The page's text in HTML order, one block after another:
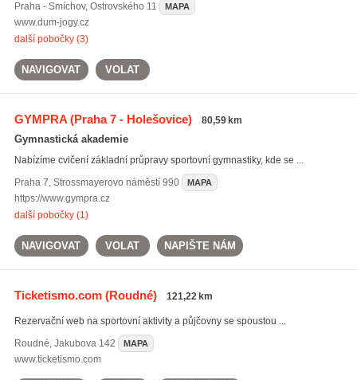
Praha - Smíchov, Ostrovského 11 MAPA
www.dum-jogy.cz
další pobočky (3)
NAVIGOVAT VOLAT
GYMPRA(Praha 7 - Holešovice) 80,59 km
Gymnastická akademie
Nabízíme cvičení základní průpravy sportovní gymnastiky, kde se ...
Praha 7, Strossmayerovo náměstí 990 MAPA
https://www.gympra.cz
další pobočky (1)
NAVIGOVAT VOLAT NAPIŠTE NÁM
Ticketismo.com(Roudné) 121,22 km
Rezervační web na sportovní aktivity a půjčovny se spoustou ...
Roudné, Jakubova 142 MAPA
www.ticketismo.com